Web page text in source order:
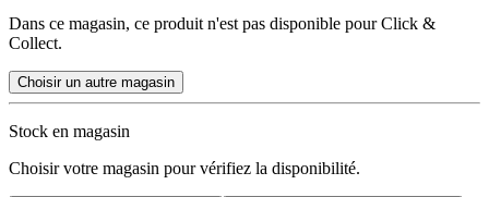
Dans ce magasin, ce produit n'est pas disponible pour Click &
Collect.
Choisir un autre magasin
Stock en magasin
Choisir votre magasin pour vérifiez la disponibilité.